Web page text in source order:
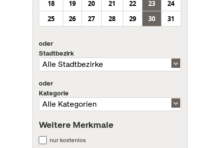
18
19 20 21 22 23
24
25
26 27 28 29 30 31
oder
Stadtbezirk
oder
Kategorie
Weitere Merkmale
nur kostenlos